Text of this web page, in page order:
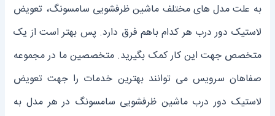
به علت مدل های مختلف ماشین ظرفشویی سامسونگ، تعویض
لاستیک دور درب هر کدام باهم فرق دارد. پس بهتر است از یک
متخصص جهت این کار کمک بگیرید. متخصصین ما در مجموعه
صفاهان سرویس می توانند بهترین خدمات را جهت تعویض
لاستیک دور درب ماشین ظرفشویی سامسونگ در هر مدل به